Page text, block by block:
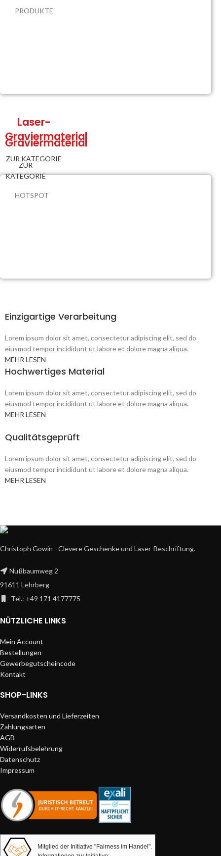
PRODUKTE
Laser-
Graviermaterial
ZUR KATEGORIE
Graviermaterial
ZUR
KATEGORIE
HOTSPOT
Einzigartige Verarbeitung
Lorem ipsum dolor sit amet, consectetur adipiscing elit, sed do
eiusmod tempor incididunt ut labore et dolore magna aliqua.
MEHR LESEN
Hochwertiges Material
Lorem ipsum dolor sit amet, consectetur adipiscing elit, sed do
eiusmod tempor incididunt ut labore et dolore magna aliqua.
MEHR LESEN
Qualitätsgeprüft
Lorem ipsum dolor sit amet, consectetur adipiscing elit, sed do
eiusmod tempor incididunt ut labore et dolore magna aliqua.
MEHR LESEN
Christoph Gowin - Clevere Geschenke und Laser-Beschriftung.
Nußbaumweg 2
91611 Lehrberg
Tel.: +49 171 4177775
NÜTZLICHE LINKS
Mein Account
Bestellungen
Gewerbegutscheincode
Kontakt
SHOP-LINKS
Versandkosten und Lieferzeiten
Zahlungsarten
AGB
Widerrufsbelehrung
Datenschutz
Impressum
Mitglied der Initiative "Fairness im Handel".